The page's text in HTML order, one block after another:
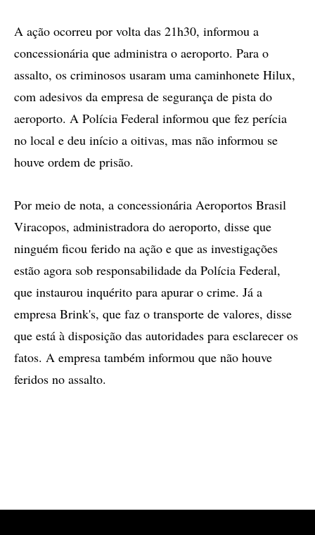
A ação ocorreu por volta das 21h30, informou a
concessionária que administra o aeroporto. Para o
assalto, os criminosos usaram uma caminhonete Hilux,
com adesivos da empresa de segurança de pista do
aeroporto. A Polícia Federal informou que fez perícia
no local e deu início a oitivas, mas não informou se
houve ordem de prisão.
Por meio de nota, a concessionária Aeroportos Brasil
Viracopos, administradora do aeroporto, disse que
ninguém ficou ferido na ação e que as investigações
estão agora sob responsabilidade da Polícia Federal,
que instaurou inquérito para apurar o crime. Já a
empresa Brink's, que faz o transporte de valores, disse
que está à disposição das autoridades para esclarecer os
fatos. A empresa também informou que não houve
feridos no assalto.